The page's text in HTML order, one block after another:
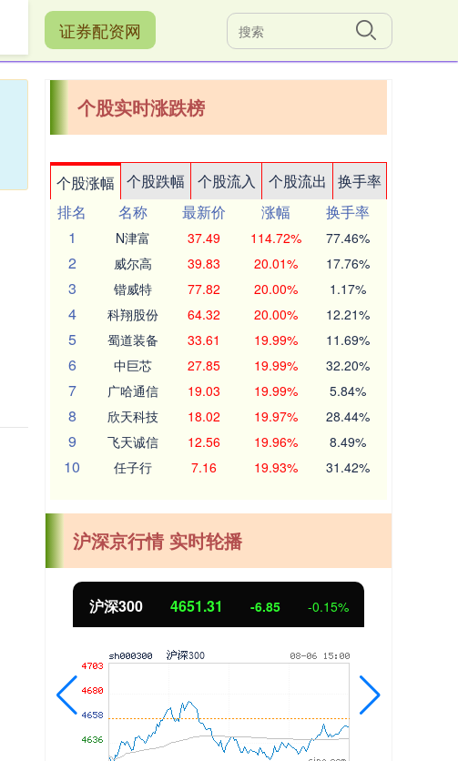
证券配资网
个股实时涨跌榜
个股涨幅 个股跌幅 个股流入 个股流出
换手率
排名
名称 最新价 涨幅
换手率
1
N津富 37.49 114.72% 77.46%
2 威尔高 39.83 20.01% 17.76%
3 锴威特 77.82 20.00% 1.17%
4 科翔股份 64.32 20.00% 12.21%
5 蜀道装备 33.61 19.99% 11.69%
6 中巨芯 27.85 19.99% 32.20%
7 广哈通信 19.03 19.99% 5.84%
8 欣天科技 18.02 19.97% 28.44%
9 飞天诚信 12.56 19.96% 8.49%
10 任子行 7.16 19.93% 31.42%
沪深京行情 实时轮播
北证50 1122.88 3.42 0.30%